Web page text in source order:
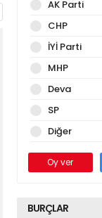
AK Parti
CHP
İYİ Parti
MHP
Deva
SP
Diğer
Oy ver
BURÇLAR